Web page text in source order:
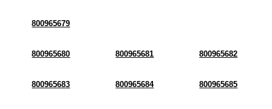
800965679
800965680 800965681 800965682
800965683 800965684 800965685